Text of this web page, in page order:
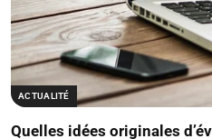
ACTUALITÉ
Quelles idées originales